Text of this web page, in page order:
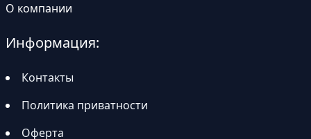
О компании
Информация:
Контакты
Политика приватности
Оферта